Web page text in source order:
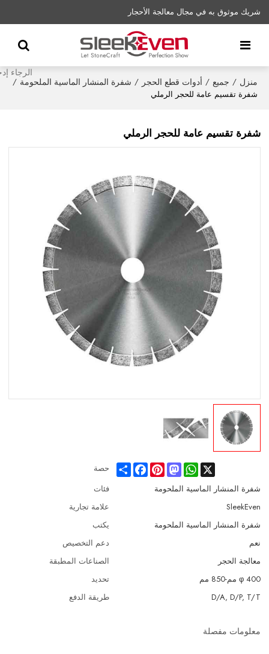
شريك موثوق به في مجال معالجة الأحجار
منزل / جميع / أدوات قطع الحجر / شفرة المنشار الماسية الملحومة /
شفرة تقسيم عامة للحجر الرملي
شفرة تقسيم عامة للحجر الرملي
حصة Share
FacebookPinterestMastodon
WhatsApp
X
فئات
شفرة المنشار الماسية الملحومة
علامة تجارية
SleekEven
يكتب
شفرة المنشار الماسية الملحومة
دعم التخصيص
نعم
الصناعات المطبقة
معالجة الحجر
تحديد
φ 400 مم-850 مم
طريقة الدفع
D/A, D/P, T/T
معلومات مفصلة